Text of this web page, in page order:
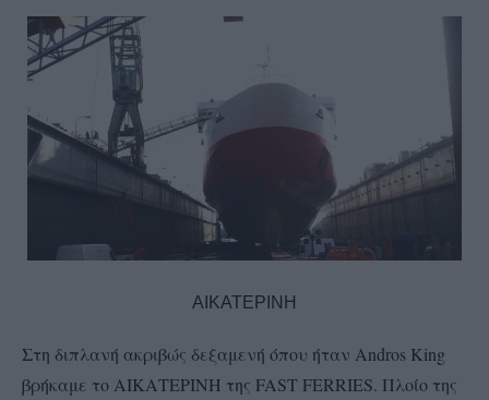
ΑΙΚΑΤΕΡΙΝΗ
Στη διπλανή ακριβώς δεξαμενή όπου ήταν Andros King
βρήκαμε το ΑΙΚΑΤΕΡΙΝΗ της FAST FERRIES. Πλοίο της